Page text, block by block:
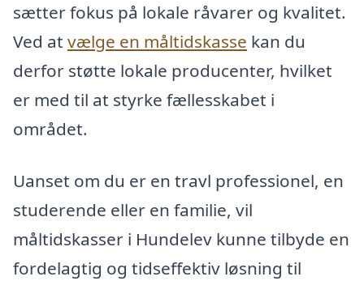
sætter fokus på lokale råvarer og kvalitet.
Ved at vælge en måltidskasse kan du
derfor støtte lokale producenter, hvilket
er med til at styrke fællesskabet i
området.
Uanset om du er en travl professionel, en
studerende eller en familie, vil
måltidskasser i Hundelev kunne tilbyde en
fordelagtig og tidseffektiv løsning til